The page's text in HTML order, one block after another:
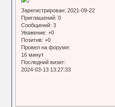
Зарегистрирован: 2021-09-22
Приглашений: 0
Сообщений: 3
Уважение: +0
Позитив: +0
Провел на форуме:
16 минут
Последний визит:
2024-03-13 13:27:33